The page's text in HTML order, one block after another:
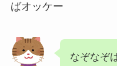
ばオッケー
なぞなぞ